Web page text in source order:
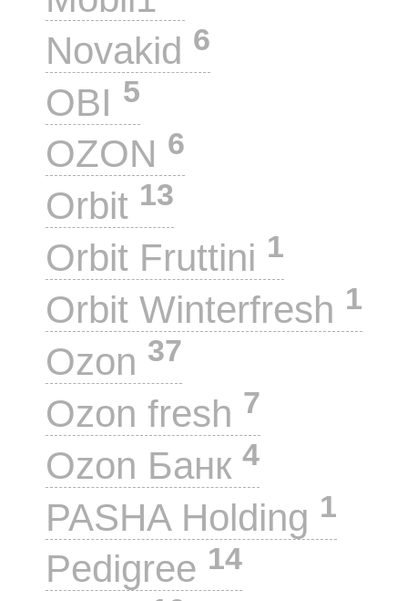
Novakid 6
OBI 5
OZON 6
Orbit 13
Orbit Fruttini 1
Orbit Winterfresh 1
Ozon 37
Ozon fresh 7
Ozon Банк 4
PASHA Holding 1
Pedigree 14